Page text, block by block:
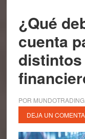
¿Qué
cuenta
POR MUNDOTRADING.
DEJA UN